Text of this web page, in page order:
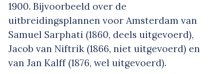
1900. Bijvoorbeeld over de
uitbreidingsplannen voor Amsterdam van
Samuel Sarphati (1860, deels uitgevoerd),
Jacob van Niftrik (1866, niet uitgevoerd) en
van Jan Kalff (1876, wel uitgevoerd).